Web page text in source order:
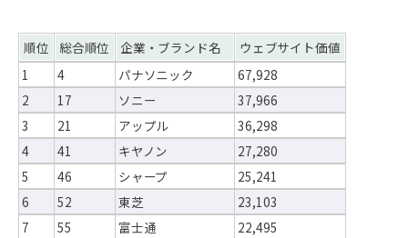
順位 総合順位 企業・ブランド名
ウェブサイト価値
1
4 パナソニック
67,928
2
17 ソニー
37,966
3
21 アップル
36,298
4
41 キヤノン
27,280
5
46 シャープ
25,241
6
52 東芝
23,103
7
55 富士通
22,495